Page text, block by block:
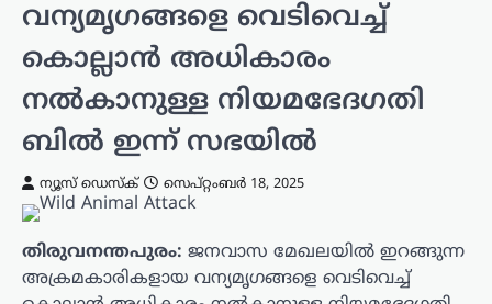
വന്യമൃഗങ്ങളെ വെടിവെച്ച്
കൊല്ലാൻ അധികാരം
നൽകാനുള്ള നിയമഭേദഗതി
ബിൽ ഇന്ന് സഭയിൽ
ന്യൂസ് ഡെസ്ക് സെപ്റ്റംബർ 18, 2025
തിരുവനന്തപുരം: ജനവാസ മേഖലയിൽ ഇറങ്ങുന്ന
അക്രമകാരികളായ വന്യമൃഗങ്ങളെ വെടിവെച്ച്